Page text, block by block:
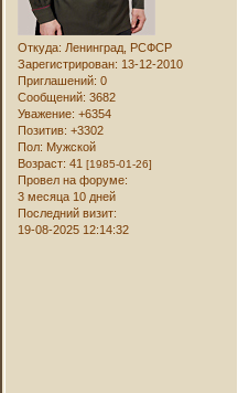
Откуда: Ленинград, РСФСР
Зарегистрирован: 13-12-2010
Приглашений: 0
Сообщений: 3682
Уважение: +6354
Позитив: +3302
Пол: Мужской
Возраст: 41[1985-01-26]
Провел на форуме:
3 месяца 10 дней
Последний визит:
19-08-2025 12:14:32